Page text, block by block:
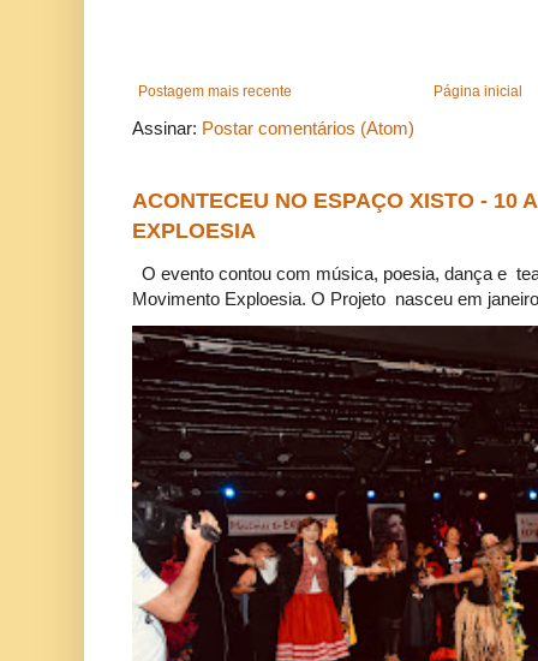
Postagem mais recente Página inicial
Assinar: Postar comentários (Atom)
ACONTECEU NO ESPAÇO XISTO - 10
EXPLOESIA
O evento contou com música, poesia, dança e
Movimento Exploesia. O Projeto nasceu em